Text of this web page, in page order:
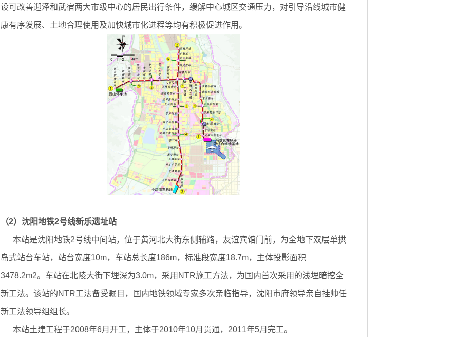
设可改善迎泽和武宿两大市级中心的居民出行条件，缓解中心城区交通压力，对引导沿线城市健
康有序发展、土地合理使用及加快城市化进程等均有积极促进作用。
（2）沈阳地铁2号线新乐遗址站
本站是沈阳地铁2号线中间站，位于黄河北大街东侧辅路，友谊宾馆门前，为全地下双层单拱
岛式站台车站，站台宽度10m，车站总长度186m，标准段宽度18.7m，主体投影面积
3478.2m2。车站在北陵大街下埋深为3.0m，采用NTR施工方法，为国内首次采用的浅埋暗挖全
新工法。该站的NTR工法备受瞩目，国内地铁领域专家多次亲临指导，沈阳市府领导亲自挂帅任
新工法领导组组长。
本站土建工程于2008年6月开工，主体于2010年10月贯通，2011年5月完工。